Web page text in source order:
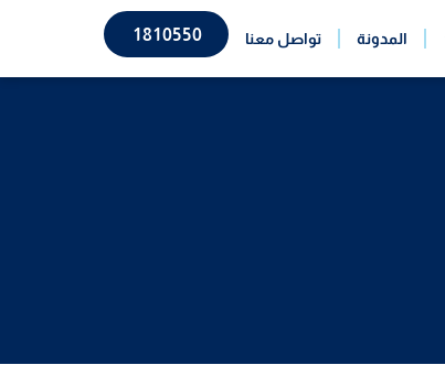
المدونة تواصل معنا 1810550